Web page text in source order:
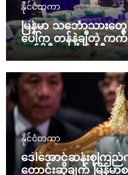
နိုင်ငံတကာ
မြန်မာ သင်္ဘောသား
ပေါ်က တန်နဲ့ချီတဲ့ က
အင်ဒိုနီးရှား ဖမ်းဆီး
နိုင်ငံတကာ
ဒေါ်အောင်ဆန်းစုကြ
တောင်းဆိုချက် မြန်မာ